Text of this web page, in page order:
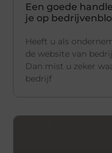
Een goede
je op
Heeft u als
de website van
Dan mist u zeker
bedrijf